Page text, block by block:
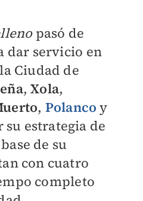
pasó de
dar servicio en
Ciudad de
,Xola,
, Polanco y
su estrategia de
de su
con cuatro
completo